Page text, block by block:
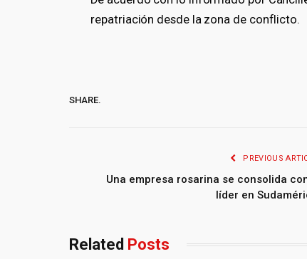
repatriación desde la zona de conflicto.
SHARE.
PREVIOUS
Una empresa rosarina se consolida
líder en
Related Posts